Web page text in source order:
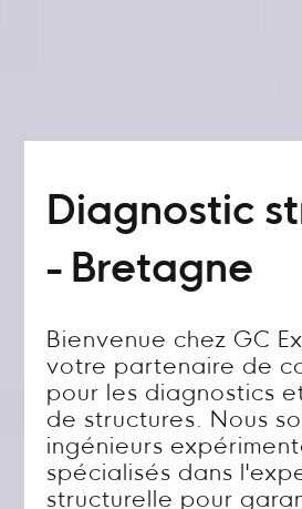
Diagnostic
- Bretagne
Bienvenue chez GC
votre partenaire de
pour les diagnostics
de structures. Nous
ingénieurs
spécialisés dans
structurelle pour